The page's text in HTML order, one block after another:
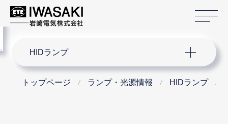
HIDランプ
トップページ ランプ・光源情報 HIDランプ
menu